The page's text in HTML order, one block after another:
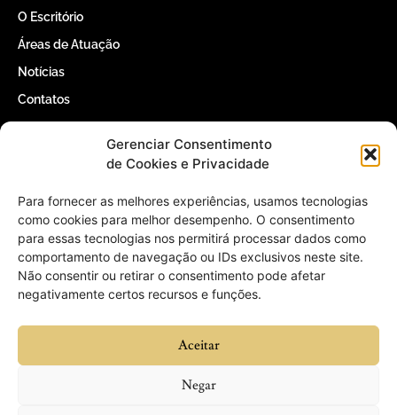
Gerenciar Consentimento
de Cookies e Privacidade
Para fornecer as melhores experiências, usamos tecnologias
como cookies para melhor desempenho. O consentimento
para essas tecnologias nos permitirá processar dados como
comportamento de navegação ou IDs exclusivos neste site.
Não consentir ou retirar o consentimento pode afetar
negativamente certos recursos e funções.
Aceitar
Negar
O Escritório
Áreas de Atuação
Notícias
Contatos
(61) 3366-5000
contato@willertomaz.adv.br
QI 1 Conjunto 4 Casa 25 – Lago Sul,